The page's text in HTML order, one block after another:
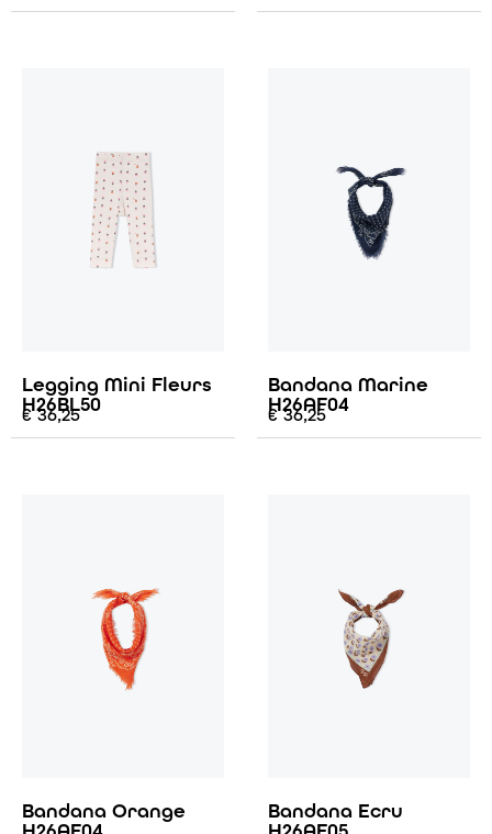
Legging Mini Fleurs
H26BL50
€36,25
Bandana Marine
H26AF04
€36,25
Bandana Orange
Bandana Ecru